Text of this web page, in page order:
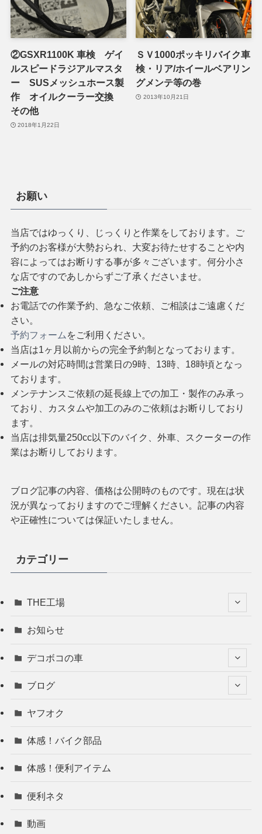
②GSXR1100K 車検 ゲイ
ルスピードラジアルマスタ
ー SUSメッシュホース製
作 オイルクーラー交換
その他
2018年1月22日
ＳＶ1000ポッキリバイク車
検・リア/ホイールベアリン
グメンテ等の巻
2013年10月21日
お願い
当店ではゆっくり、じっくりと作業をしております。ご
予約のお客様が大勢おられ、大変お待たせすることや内
容によってはお断りする事が多々ございます。何分小さ
な店ですのであしからずご了承くださいませ。
ご注意
お電話での作業予約、急なご依頼、ご相談はご遠慮くだ
さい。
予約フォーム をご利用ください。
当店は1ヶ月以前からの完全予約制となっております。
メールの対応時間は営業日の9時、13時、18時頃となっ
ております。
メンテナンスご依頼の延長線上での加工・製作のみ承っ
ており、カスタムや加工のみのご依頼はお断りしており
ます。
当店は排気量250cc以下のバイク、外車、スクーターの作
業はお断りしております。
ブログ記事の内容、価格は公開時のものです。現在は状
況が異なっておりますのでご理解ください。記事の内容
や正確性については保証いたしません。
カテゴリー
THE工場
お知らせ
デコボコの車
ブログ
ヤフオク
体感！バイク部品
体感！便利アイテム
便利ネタ
動画